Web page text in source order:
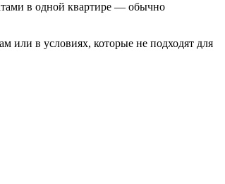
в одной квартире — обычно
или в условиях, которые не подходят для